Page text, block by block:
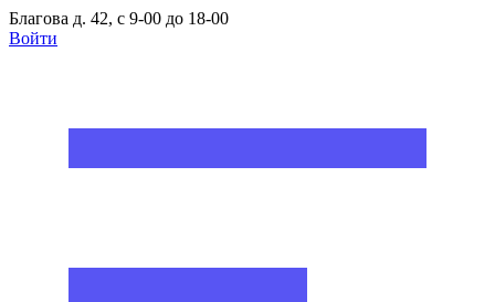
Благова д. 42, с 9-00 до 18-00
Войти